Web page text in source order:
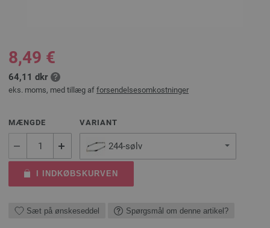
8,49 €
64,11 dkr
eks. moms, med tillæg af forsendelsesomkostninger
MÆNGDE VARIANT
244-sølv
I INDKØBSKURVEN
Sæt på ønskeseddel Spørgsmål om denne artikel?